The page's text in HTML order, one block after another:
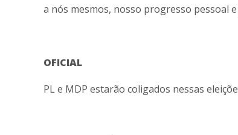
a nós mesmos, nosso progresso pessoal
OFICIAL
PL e MDP estarão coligados nessas